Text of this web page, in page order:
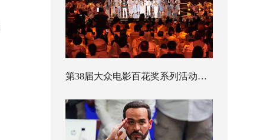
第38届大众电影百花奖系列活动开幕